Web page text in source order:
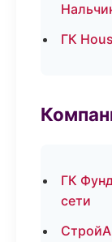
ГК
ГК
сети